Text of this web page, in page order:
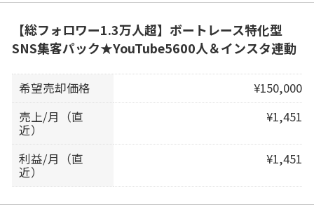
【総フォロワー1.3万人超】ボートレース特化型
SNS集客パック★YouTube5600人＆インスタ連動
希望売却価格
¥150,000
売上/月（直
近）
¥1,451
利益/月（直
近）
¥1,451